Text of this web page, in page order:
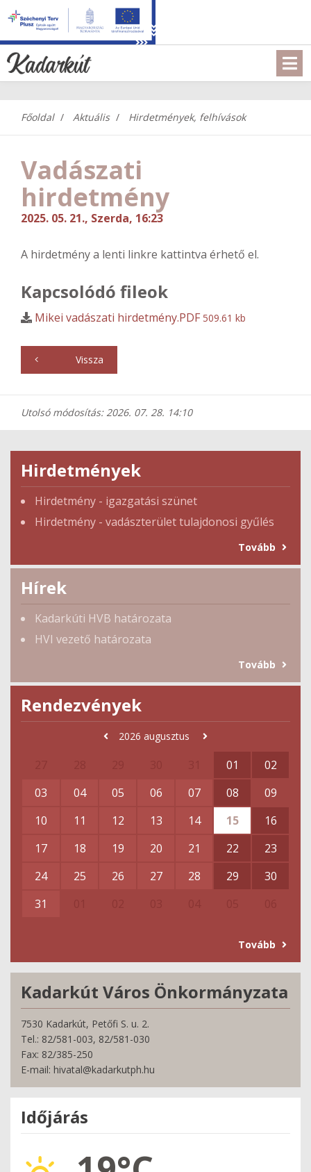
Főoldal Aktuális Hirdetmények, felhívások
Vadászati
hirdetmény
2025. 05. 21., Szerda, 16:23
A hirdetmény a lenti linkre kattintva érhető el.
Kapcsolódó fileok
Mikei vadászati hirdetmény.PDF 509.61 kb
Vissza
Utolsó módosítás: 2026. 07. 28. 14:10
Hirdetmények
Hirdetmény - igazgatási szünet
Hirdetmény - vadászterület tulajdonosi gyűlés
Tovább
Hírek
Kadarkúti HVB határozata
HVI vezető határozata
Tovább
Rendezvények
2026 augusztus
01
02
03
04 05 06 07 08
09
10
11 12 13 14 15
16
17
18 19 20 21 22
23
24
25 26 27 28 29
30
31
Tovább
Kadarkút Város Önkormányzata
7530 Kadarkút, Petőfi S. u. 2.
Tel.: 82/581-003, 82/581-030
Fax: 82/385-250
E-mail: hivatal@kadarkutph.hu
Időjárás